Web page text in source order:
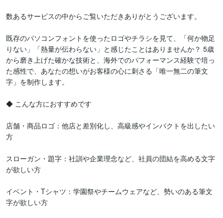
数あるサービスの中からご覧いただきありがとうございます。
既存のパソコンフォントを使ったロゴやチラシを見て、「何か物足
りない」「熱量が伝わらない」と感じたことはありませんか？ 5歳
から磨き上げた確かな技術と、海外でのパフォーマンス経験で培っ
た感性で、あなたの想いがお客様の心に刺さる「唯一無二の筆文
字」を制作します。
◆ こんな方におすすめです
店舗・商品ロゴ：他店と差別化し、高級感やインパクトを出したい
方
スローガン・題字：社訓や企業理念など、社員の団結を高める文字
が欲しい方
イベント・Tシャツ：学園祭やチームウェアなど、勢いのある筆文
字が欲しい方